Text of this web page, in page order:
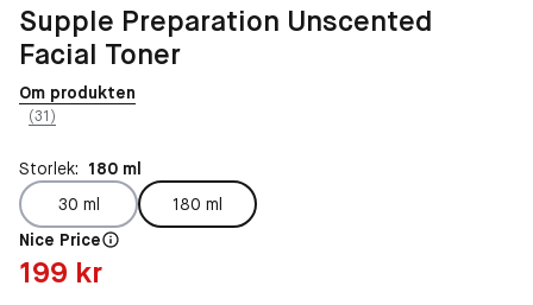
Supple Preparation Unscented
Facial Toner
Om produkten
(31)
Storlek: 180 ml
30 ml
180 ml
Nice Price
Pris: 199 kr
199 kr